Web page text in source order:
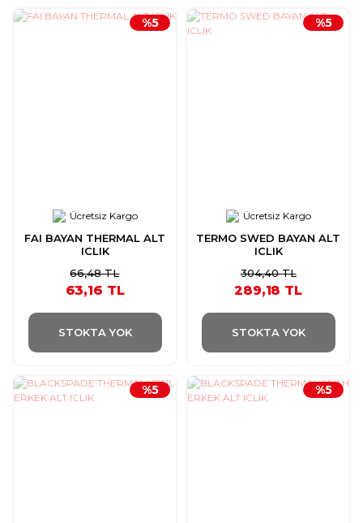
Ücretsiz Kargo
FAI BAYAN THERMAL ALT
ICLIK
%5
66,48 TL
63,16 TL
STOKTA YOK
Ücretsiz Kargo
TERMO SWED BAYAN ALT
ICLIK
%5
304,40 TL
289,18 TL
STOKTA YOK
%5 %5